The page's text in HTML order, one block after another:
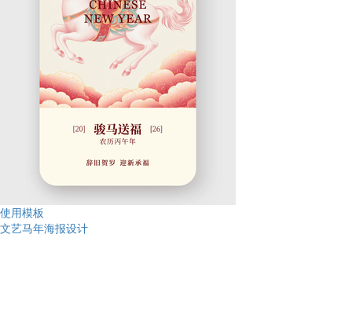
使用模板
文艺马年海报设计